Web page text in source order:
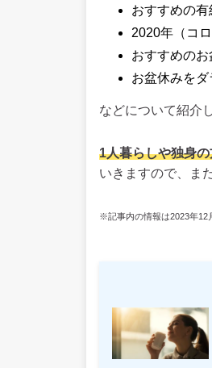
おすすめの
2020年（コ
おすすめの
お盆休みを
などについて紹介
1人暮らしや独身
いきますので、ま
※記事内の情報は2023年12